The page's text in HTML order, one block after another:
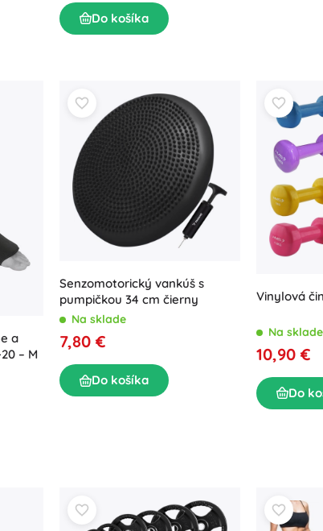
Do košíka
a
– M
Senzomotorický vankúš s
pumpičkou 34 cm čierny
Na sklade
7,80 €
Do košíka
Vinylová
Na sklade
10,90 €
Do